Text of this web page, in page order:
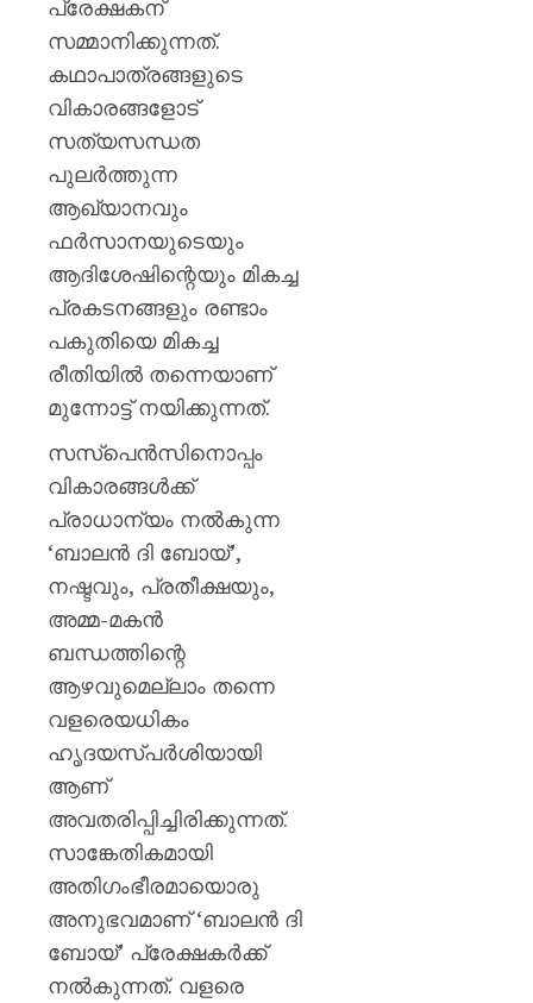
പ്രേക്ഷകന്
സമ്മാനിക്കുന്നത്.
കഥാപാത്രങ്ങളുടെ
വികാരങ്ങളോട്
സത്യസന്ധത
പുലർത്തുന്ന
ആഖ്യാനവും
ഫർസാനയുടെയും
ആദിശേഷിന്റെയും മികച്ച
പ്രകടനങ്ങളും രണ്ടാം
പകുതിയെ മികച്ച
രീതിയിൽ തന്നെയാണ്
മുന്നോട്ട് നയിക്കുന്നത്.
സസ്പെൻസിനൊപ്പം
വികാരങ്ങൾക്ക്
പ്രാധാന്യം നൽകുന്ന
‘ബാലൻ ദി ബോയ്’,
നഷ്ടവും, പ്രതീക്ഷയും,
അമ്മ-മകൻ
ബന്ധത്തിന്റെ
ആഴവുമെല്ലാം തന്നെ
വളരെയധികം
ഹൃദയസ്പർശിയായി
ആണ്
അവതരിപ്പിച്ചിരിക്കുന്നത്.
സാങ്കേതികമായി
അതിഗംഭീരമായൊരു
അനുഭവമാണ് ‘ബാലൻ ദി
ബോയ്’ പ്രേക്ഷകർക്ക്
നൽകുന്നത്. വളരെ